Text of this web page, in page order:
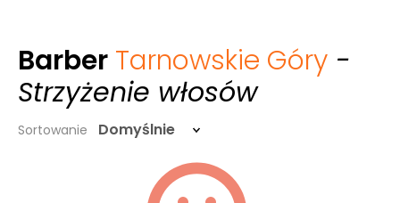
Barber Tarnowskie Góry -
Strzyżenie włosów
Sortowanie Domyślnie